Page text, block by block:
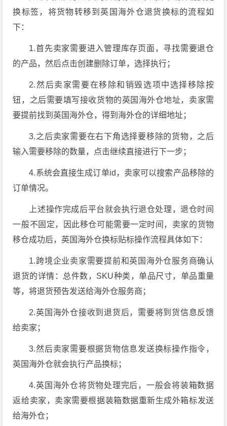
换标签，将货物转移到英国海外仓退货换标的流程如
下：
1.首先卖家需要进入管理库存页面，寻找需要退仓
的产品，然后点击创建删除订单，选择执行；
2.然后卖家需要在移除和销毁选项中选择移除按
钮，之后需要填写接收货物的英国海外仓地址，卖家需
要提前找到英国海外仓，得到海外仓的详细地址；
3.之后卖家需要在右下角选择要移除的货物，之后
输入需要移除的数量，点击继续直接进行下一步；
4.系统会直接生成订单id，卖家可以搜索产品移除的
订单情况。
上述操作完成后平台就会执行退仓处理，退仓时间
一般不固定，因此移仓可能需要一定时间，卖家的货物
移仓成功后，英国海外仓换标贴标操作流程具体如下：
1.跨境企业卖家需要提前和英国海外仓服务商确认
退货的详情：总件数，SKU种类，单品尺寸，单品重量
等，将退货预告发送给海外仓服务商；
2.英国海外仓接收到退货后，需要将到货信息反馈
给卖家；
3.然后卖家需要根据货物信息发送换标操作指令，
英国海外仓就会执行产品换标；
4.英国海外仓将货物处理完后，一般会将装箱数据
返给卖家，卖家需要根据装箱数据重新生成外箱标发送
给海外仓；